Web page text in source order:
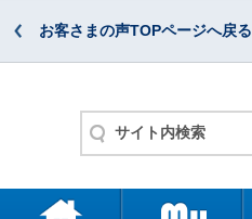
お客さまの声TOPページへ戻る